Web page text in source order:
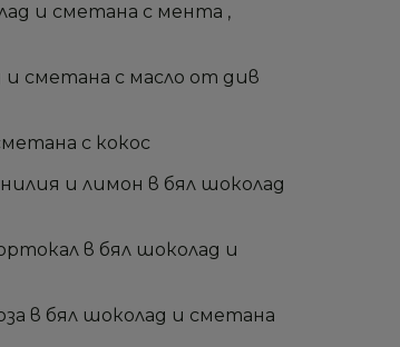
и сметана с мента ,
сметана с масло от див
с кокос
и лимон в бял шоколад
в бял шоколад и
в бял шоколад и сметана